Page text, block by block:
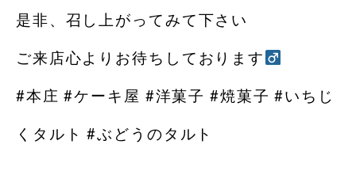
是非、召し上がってみて下さい
ご来店心よりお待ちしております‍
#本庄 #ケーキ屋 #洋菓子 #焼菓子 #いちじ
くタルト #ぶどうのタルト